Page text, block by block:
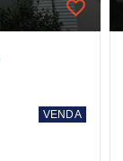
VENDA